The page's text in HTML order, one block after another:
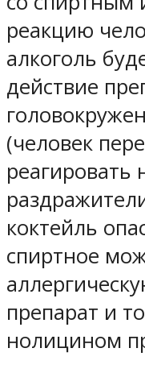
реакцию
алкоголь
действие
(человек
коктейль
спиртное
препарат и
нолицином